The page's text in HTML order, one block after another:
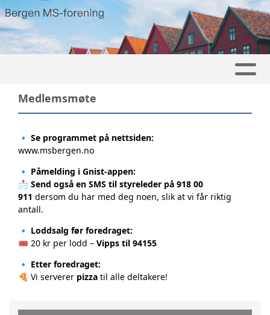
Medlemsmøte
🔹 Se programmet på nettsiden:
www.msbergen.no
🔹 Påmelding i Gnist-appen:
📩 Send også en SMS til styreleder på 918 00
911 dersom du har med deg noen, slik at vi får riktig
antall.
🔹 Loddsalg før foredraget:
🎟️ 20 kr per lodd – Vipps til 94155
🔹 Etter foredraget:
🍕 Vi serverer pizza til alle deltakere!